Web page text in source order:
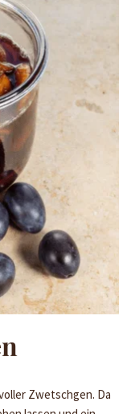
Zwetschgen. Da